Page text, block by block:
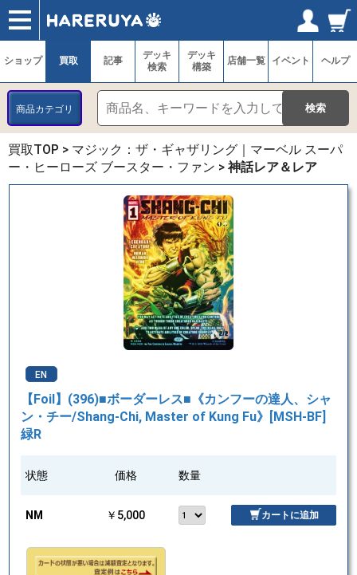
ショップ
買取
記事
デッキ検索
デッキ構築
選手一覧
店舗一覧
イベント
ヘルプ
お問い合わせ ログイン／会員登録
マイページ
ショップ 買取 記事
デッキ
検索
デッキ
構築
店舗一覧 イベント ヘルプ
商品カテゴリ
買取TOP > マジック：ザ・ギャザリング｜マーベル スーパ
ー・ヒーローズ ブースター・ファン > 神話レア＆レア
EN
【Foil】(396)■ボーダーレス■《カンフーの達人、シャ
ン・チー/Shang-Chi, Master of Kung Fu》[MSH-BF]
緑R
状態 価格 数量
NM ￥5,000 カートに追加